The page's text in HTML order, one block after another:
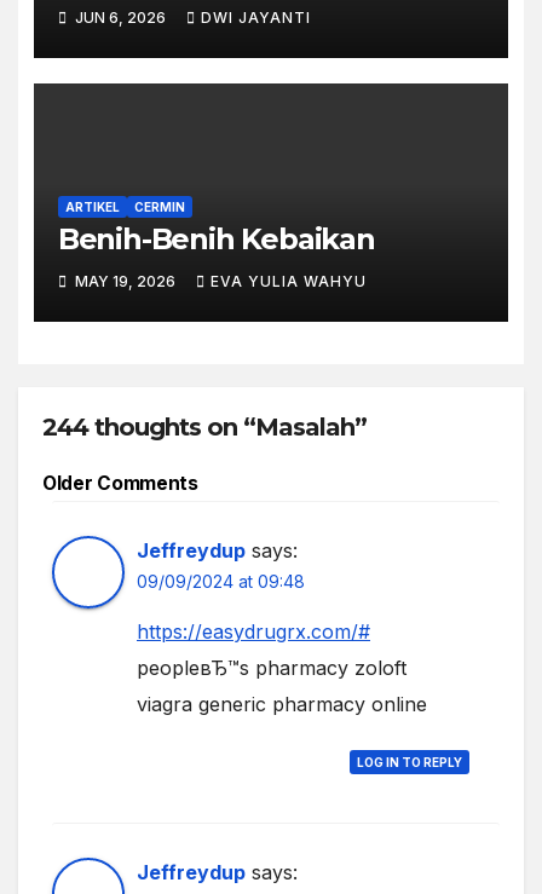
JUN 6, 2026 DWI JAYANTI
ARTIKEL CERMIN
Benih-Benih Kebaikan
MAY 19, 2026 EVA YULIA WAHYU
244 thoughts on “Masalah”
Comment
navigation
Older Comments
Jeffreydup says:
09/09/2024 at 09:48
https://easydrugrx.com/#
peopleвЂ™s pharmacy zoloft
viagra generic pharmacy online
LOG IN TO REPLY
Jeffreydup says: